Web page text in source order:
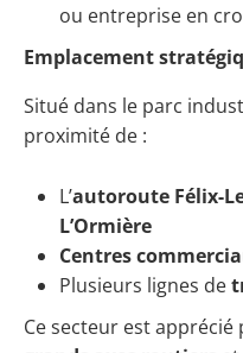
ou entreprise en
Emplacement
Situé dans le parc
proximité de :
L’autoroute Félix-
L’Ormière
Centres
Plusieurs lignes de
Ce secteur est apprécié